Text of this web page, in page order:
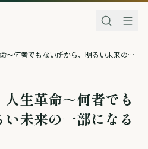
麻との出会いで、人生革命～何者でもない所から、明るい未来の一部になる為への道のり～
生革命～何者でも
未来の一部になる